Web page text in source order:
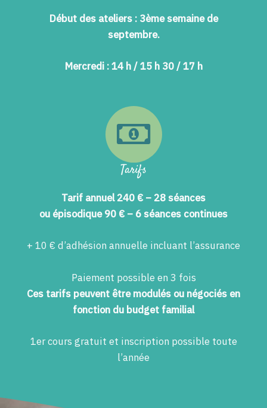
Début des ateliers : 3ème semaine de
septembre.
Mercredi : 14 h / 15 h 30 / 17 h
Tarifs
Tarif annuel 240 € – 28 séances
ou épisodique 90 € – 6 séances continues
+ 10 € d’adhésion annuelle incluant l’assurance
Paiement possible en 3 fois
Ces tarifs peuvent être modulés ou négociés en
fonction du budget familial
1er cours gratuit et inscription possible toute
l’année